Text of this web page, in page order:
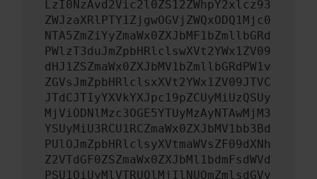
LzI0NzAvd2Vic2l0ZS12ZWhpY2xlcz93
ZWJzaXRlPTY1ZjgwOGVjZWQxODQ1Mjc0
NTA5ZmZiYyZmaWx0ZXJbMF1bZmllbGRd
PWlzT3duJmZpbHRlclswXVt2YWx1ZV09
dHJ1ZSZmaWx0ZXJbMV1bZmllbGRdPW1v
ZGVsJmZpbHRlclsxXVt2YWx1ZV09JTVC
JTdCJTIyYXVkYXJpc19pZCUyMiUzQSUy
MjViODNlMzc3OGE5YTUyMzAyNTAwMjM3
YSUyMiU3RCU1RCZmaWx0ZXJbMV1bb3Bd
PUlOJmZpbHRlclsyXVtmaWVsZF09dXNh
Z2VTdGF0ZSZmaWx0ZXJbMl1bdmFsdWVd
PSU1QiUyMlVTRUQlMjIlNUQmZmlsdGVy